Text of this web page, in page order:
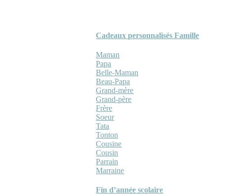
Cadeaux personnalisés Famille
Maman
Papa
Belle-Maman
Beau-Papa
Grand-mère
Grand-père
Frère
Soeur
Tata
Tonton
Cousine
Cousin
Parrain
Marraine
Fin d’année scolaire